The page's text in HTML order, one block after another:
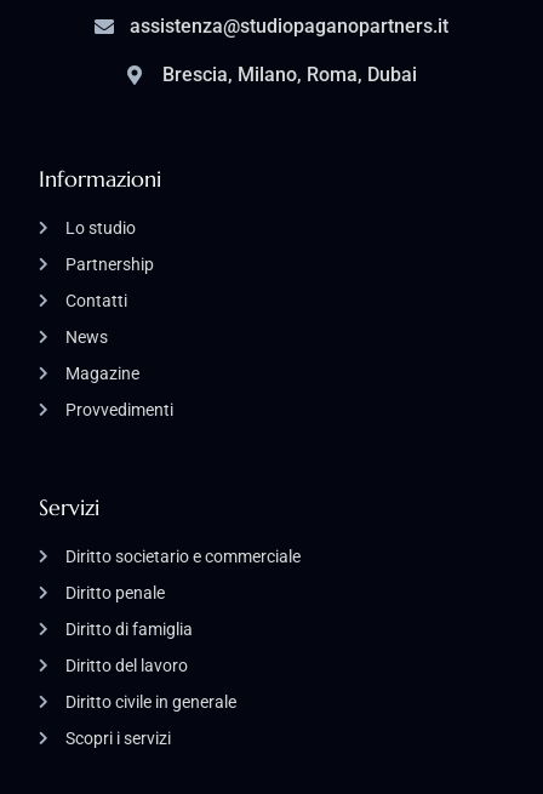
Servizi
Diritto societario e commerciale
Diritto penale
Diritto di famiglia
Diritto del lavoro
Diritto civile in generale
Scopri i servizi
Informazioni
Lo studio
Partnership
Contatti
News
Magazine
Provvedimenti
assistenza@studiopaganopartners.it
Brescia, Milano, Roma, Dubai